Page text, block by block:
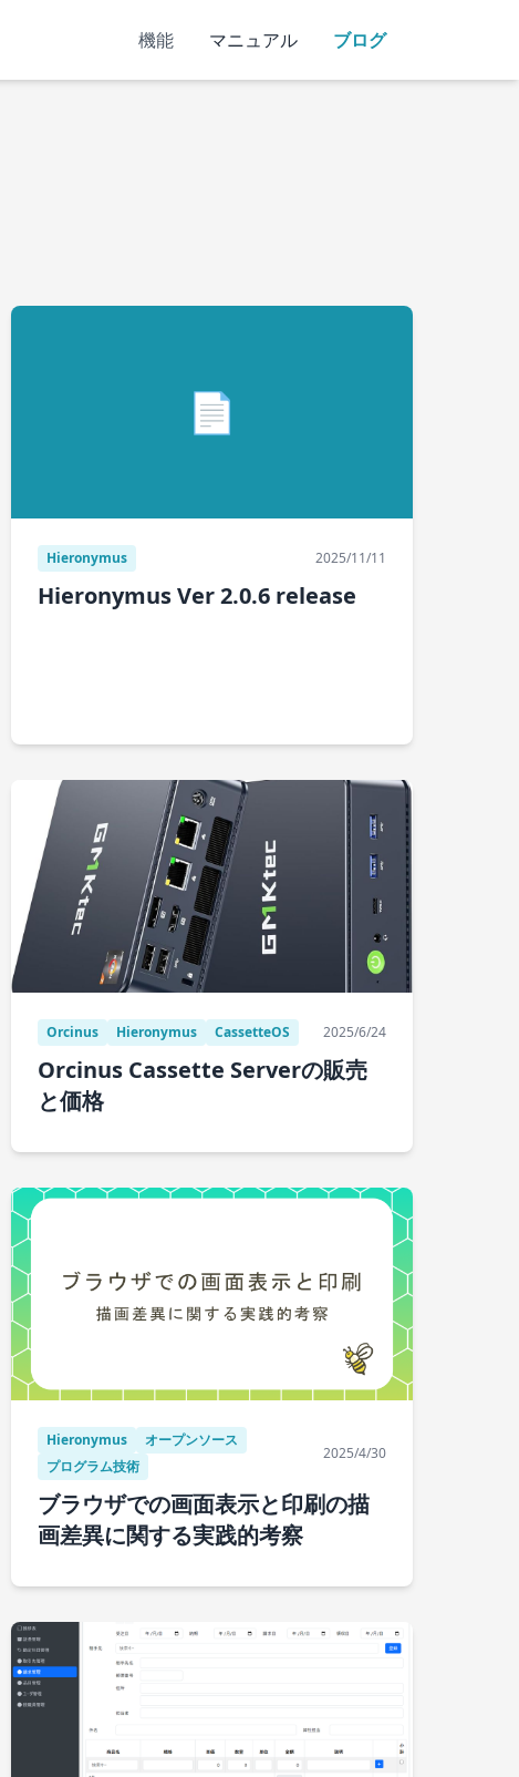
機能 マニュアル ブログ
📄
Hieronymus 2025/11/11
Hieronymus Ver 2.0.6 release
Orcinus Hieronymus CassetteOS 2025/6/24
Orcinus Cassette Serverの販売
と価格
Hieronymus
オープンソース
プログラム技術
2025/4/30
ブラウザでの画面表示と印刷の描
画差異に関する実践的考察